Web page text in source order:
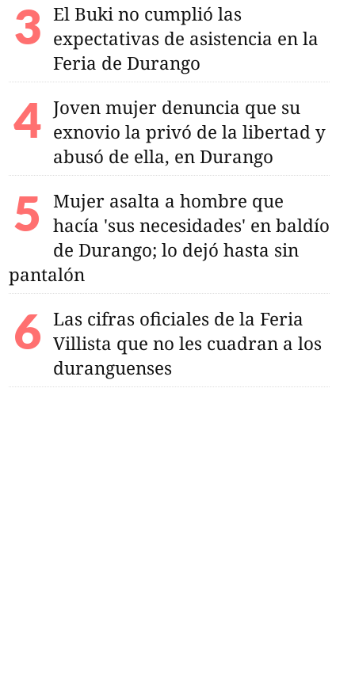
en pérdida de
Inegi
El Buki no cumplió las
expectativas de asistencia en la
Feria de Durango
Joven mujer denuncia que su
exnovio la privó de la libertad y
abusó de ella, en Durango
Mujer asalta a hombre que
hacía 'sus necesidades' en baldío
de Durango; lo dejó hasta sin
pantalón
Las cifras oficiales de la Feria
Villista que no les cuadran a los
duranguenses